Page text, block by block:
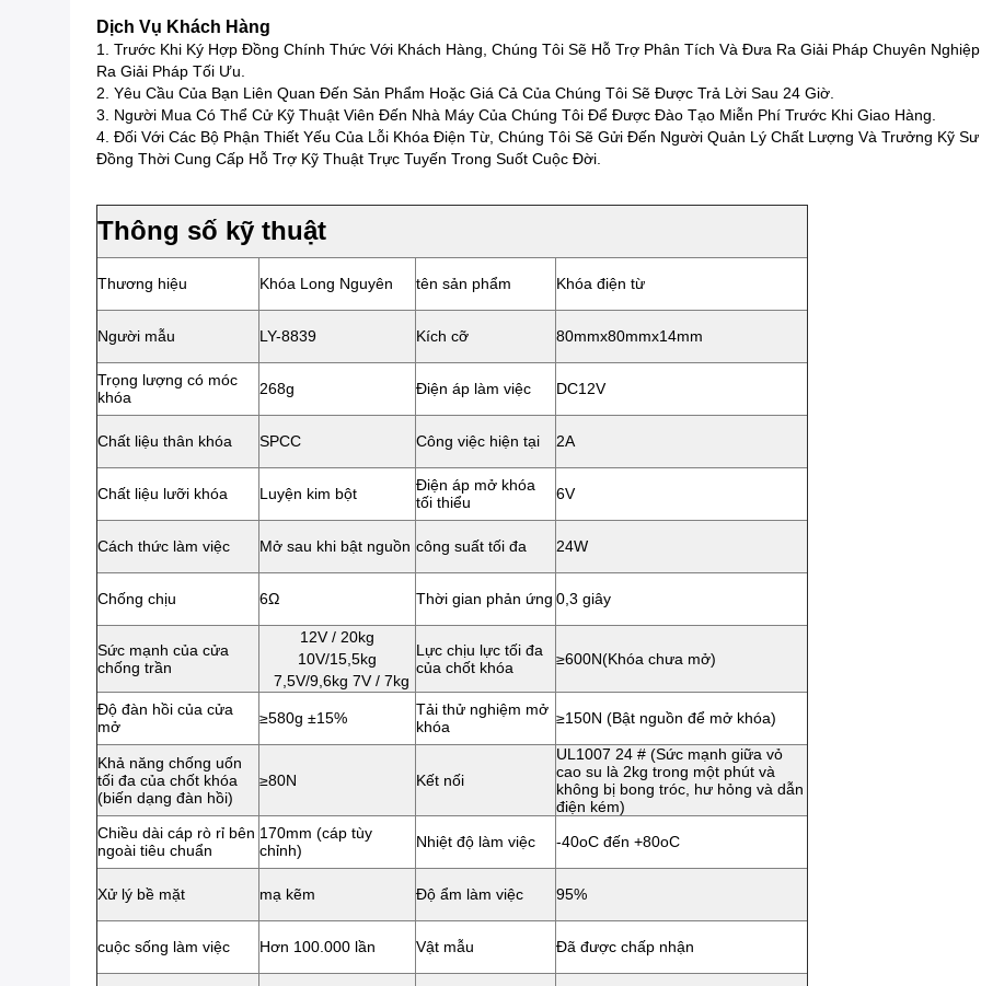
Dịch Vụ Khách Hàng
1. Trước Khi Ký Hợp Đồng Chính Thức Với Khách Hàng, Chúng Tôi Sẽ Hỗ Trợ Phân Tích Và Đưa Ra Giải Pháp Chuyên
Ra Giải Pháp Tối Ưu.
2. Yêu Cầu Của Bạn Liên Quan Đến Sản Phẩm Hoặc Giá Cả Của Chúng Tôi Sẽ Được Trả Lời Sau 24 Giờ.
3. Người Mua Có Thể Cử Kỹ Thuật Viên Đến Nhà Máy Của Chúng Tôi Để Được Đào Tạo Miễn Phí Trước Khi Giao Hàng.
4. Đối Với Các Bộ Phận Thiết Yếu Của Lỗi Khóa Điện Từ, Chúng Tôi Sẽ Gửi Đến Người Quản Lý Chất Lượng Và Trưởng Kỹ
Đồng Thời Cung Cấp Hỗ Trợ Kỹ Thuật Trực Tuyến Trong Suốt Cuộc Đời.
Thông số kỹ thuật
Thương hiệu Khóa Long Nguyên tên sản phẩm Khóa điện từ
Người mẫu LY-8839 Kích cỡ 80mmx80mmx14mm
Trọng lượng có móc
khóa
268g Điện áp làm việc DC12V
Chất liệu thân khóa SPCC Công việc hiện tại 2A
Chất liệu lưỡi khóa Luyện kim bột
Điện áp mở khóa
tối thiểu
6V
Cách thức làm việc Mở sau khi bật nguồn công suất tối đa 24W
Chống chịu 6Ω Thời gian phản ứng 0,3 giây
Sức mạnh của cửa
chống trần
12V / 20kg
10V/15,5kg
7,5V/9,6kg 7V / 7kg
Lực chịu lực tối đa
của chốt khóa
≥600N(Khóa chưa mở)
Độ đàn hồi của cửa
mở
≥580g ±15%
Tải thử nghiệm mở
khóa
≥150N (Bật nguồn để mở khóa)
Khả năng chống uốn
tối đa của chốt khóa
(biến dạng đàn hồi)
≥80N Kết nối
UL1007 24 # (Sức mạnh giữa vỏ
cao su là 2kg trong một phút và
không bị bong tróc, hư hỏng và dẫn
điện kém)
Chiều dài cáp rò rỉ bên
ngoài tiêu chuẩn
170mm (cáp tùy
chỉnh)
Nhiệt độ làm việc -40oC đến +80oC
Xử lý bề mặt mạ kẽm Độ ẩm làm việc 95%
cuộc sống làm việc Hơn 100.000 lần Vật mẫu Đã được chấp nhận